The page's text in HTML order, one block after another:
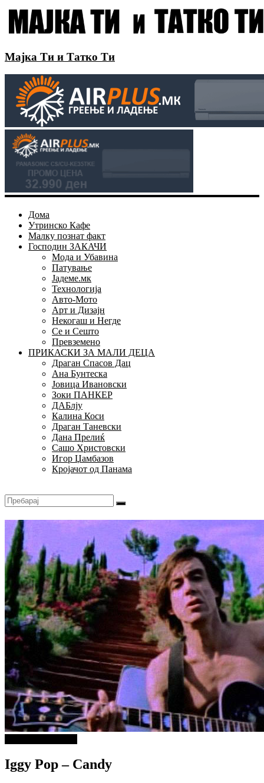
Мајка Ти и Татко Ти
Дома
Утринско Кафе
Малку познат факт
Господин ЗАКАЧИ
Мода и Убавина
Патување
Јадеме.мк
Технологија
Авто-Мото
Арт и Дизајн
Некогаш и Негде
Се и Сешто
Превземено
ПРИКАСКИ ЗА МАЛИ ДЕЦА
Драган Спасов Дац
Ана Бунтеска
Јовица Ивановски
Зоки ПАНКЕР
ДАБлју
Калина Коси
Драган Таневски
Дана Прелиќ
Сашо Христовски
Игор Џамбазов
Кројачот од Панама
Iggy Pop – Candy